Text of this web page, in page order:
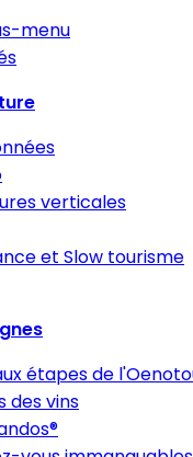
menu
verticales
et Slow tourisme
étapes de
des vins